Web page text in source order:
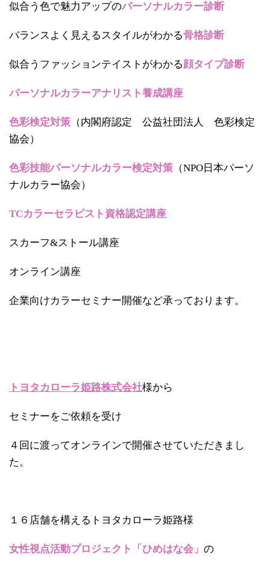
似合う色で魅力アップのパーソナルカラー診断
バランスよく見えるスタイルがわかる骨格診断
似合うファッションテイストがわかる顔タイプ診断
パーソナルカラーアナリスト養成講座
色彩検定対策 （内閣府認定 公益社団法人 色彩検定
協会）
色彩技能パーソナルカラー検定対策 （NPO日本パーソ
ナルカラー協会）
TCカラーセラピスト資格認定講座
スカーフ&ストール講座
オンライン講座
企業向けカラーセミナー開催など承っております。
トヨタカローラ姫路株式会社様から
セミナーをご依頼を受け
４回に渡ってオンラインで開催させていただきまし
た。
１６店舗を構えるトヨタカローラ姫路様
女性視点活動プロジェクト「ひめはな会」 の